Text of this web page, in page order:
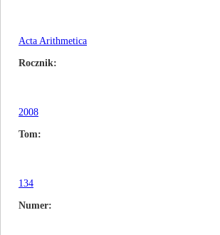
Acta Arithmetica
Rocznik
2008
Tom
134
Numer